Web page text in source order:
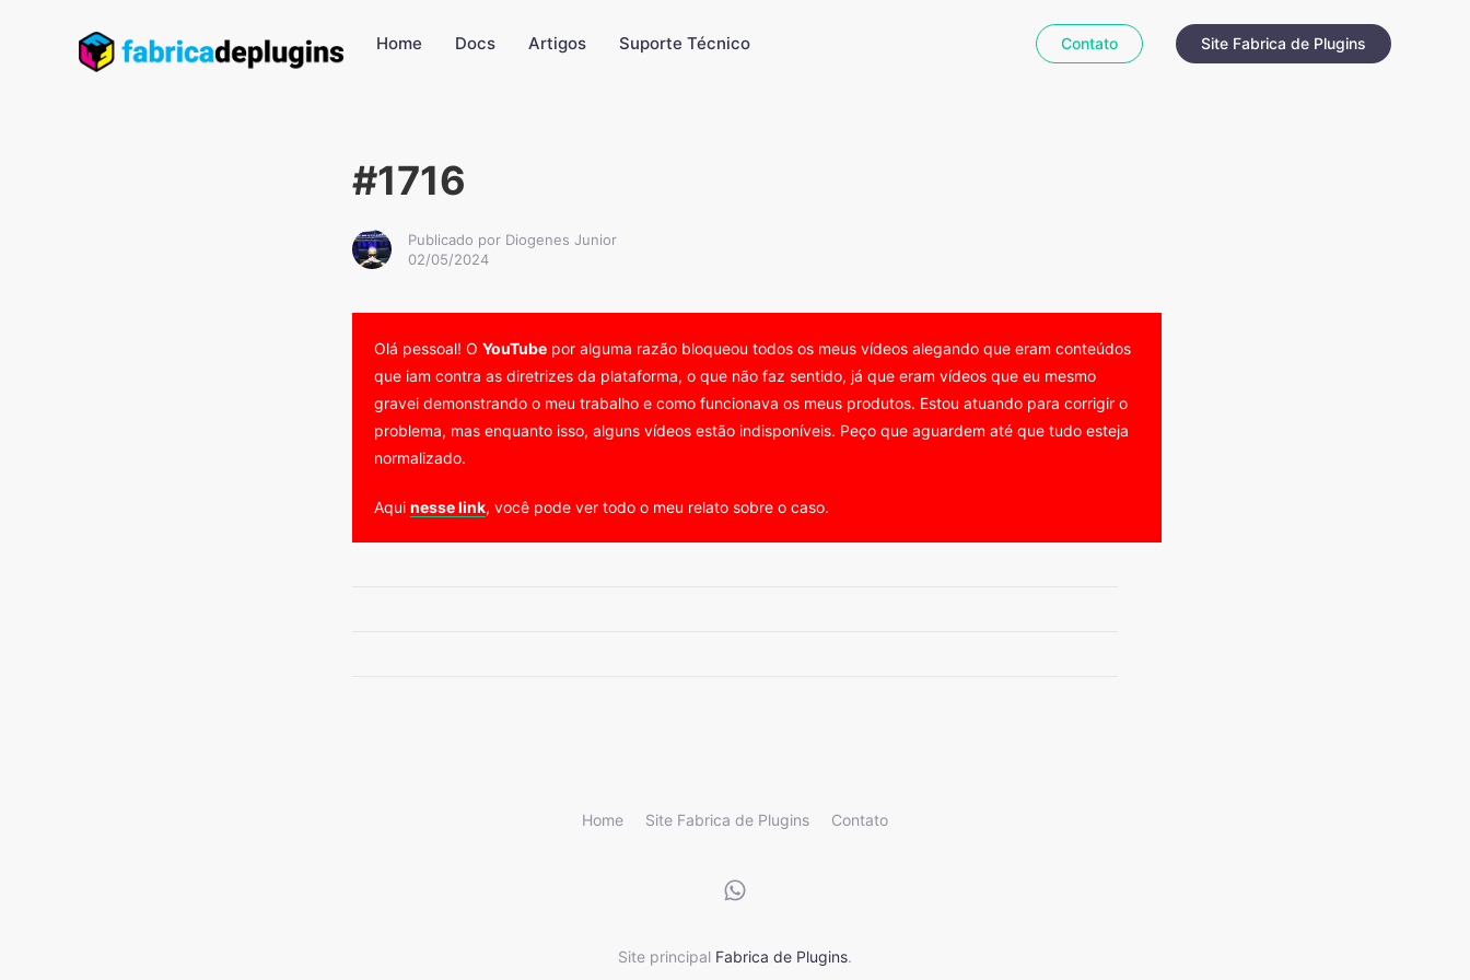
Home Docs Artigos Suporte Técnico Contato Site Fabrica de Plugins
#1716
Publicado por Diogenes Junior
02/05/2024
Olá pessoal! O YouTube por alguma razão bloqueou todos os meus vídeos alegando que eram conteúdos
que iam contra as diretrizes da plataforma, o que não faz sentido, já que eram vídeos que eu mesmo
gravei demonstrando o meu trabalho e como funcionava os meus produtos. Estou atuando para corrigir o
problema, mas enquanto isso, alguns vídeos estão indisponíveis. Peço que aguardem até que tudo esteja
normalizado.
Aqui nesse link, você pode ver todo o meu relato sobre o caso.
Home Site Fabrica de Plugins Contato
Site principal Fabrica de Plugins.